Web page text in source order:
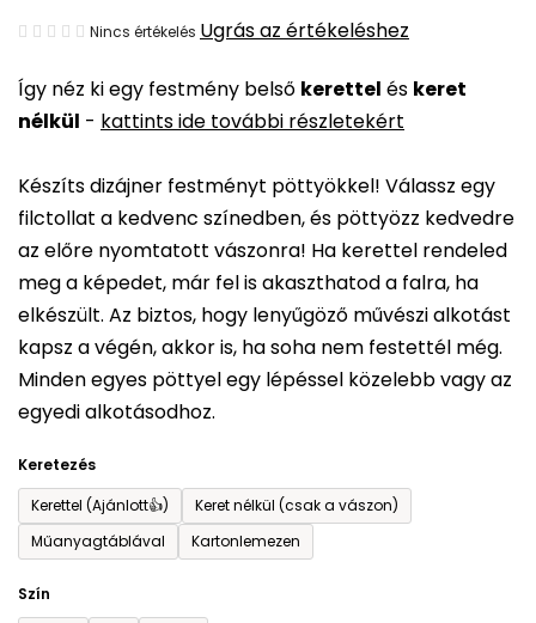
Így néz ki egy festmény belső kerettel és keret
nélkül - kattints ide további részletekért
Készíts dizájner festményt pöttyökkel! Válassz egy
filctollat a kedvenc színedben, és pöttyözz kedvedre
az előre nyomtatott vászonra! Ha kerettel rendeled
meg a képedet, már fel is akaszthatod a falra, ha
elkészült. Az biztos, hogy lenyűgöző művészi alkotást
kapsz a végén, akkor is, ha soha nem festettél még.
Minden egyes pöttyel egy lépéssel közelebb vagy az
egyedi alkotásodhoz.
Keretezés
Kerettel (Ajánlott👍)
Keret nélkül (csak a vászon)
Műanyagtáblával
Kartonlemezen
Szín
A
átlagos
értékelése
ből
0,0
csillag.
Nincs értékelés Ugrás az értékeléshez